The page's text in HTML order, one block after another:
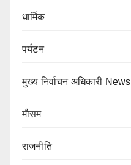
धार्मिक
पर्यटन
मुख्य निर्वाचन अधिकारी News
मौसम
राजनीति